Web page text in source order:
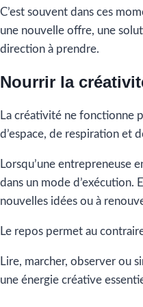
C’est souvent dans ces
une nouvelle offre, une
direction à prendre.
Nourrir la
La créativité ne fonctionne
d’espace, de respiration et
Lorsqu’une entrepreneuse
dans un mode d’exécution.
nouvelles idées ou à
Le repos permet au
Lire, marcher, observer ou
une énergie créative